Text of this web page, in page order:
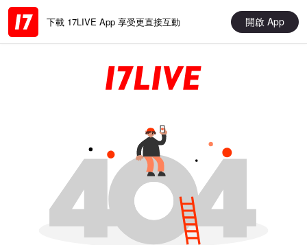
下載 17LIVE App 享受更直接互動 開啟 App